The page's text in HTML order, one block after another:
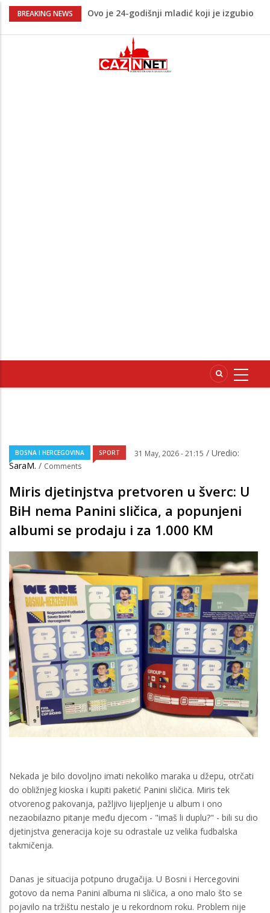
BREAKING NEWS
Ovo je 24-godišnji mladić koji je izgubio
Na Ahiret preselio LJUBIJANKIĆ (Hasan)
Na Ahiret preselio HALILOVIĆ (Smajil)
BOSNA I HERCEGOVINA SPORT 31 May, 2026 - 21:15 / Uredio:
SaraM. / Comments
Miris djetinjstva pretvoren u šverc: U
BiH nema Panini sličica, a popunjeni
albumi se prodaju i za 1.000 KM
Nekada je bilo dovoljno imati nekoliko maraka u džepu, otrčati
do obližnjeg kioska i kupiti paketić Panini sličica. Miris tek
otvorenog pakovanja, pažljivo lijepljenje u album i ono
nezaobilazno pitanje među djecom - "imaš li duplu?" - bili su dio
djetinjstva generacija koje su odrastale uz velika fudbalska
takmičenja.
Danas je situacija potpuno drugačija. U Bosni i Hercegovini
gotovo da nema Panini albuma ni sličica, a ono malo što se
pojavilo na tržištu nestalo je u rekordnom roku. Problem nije